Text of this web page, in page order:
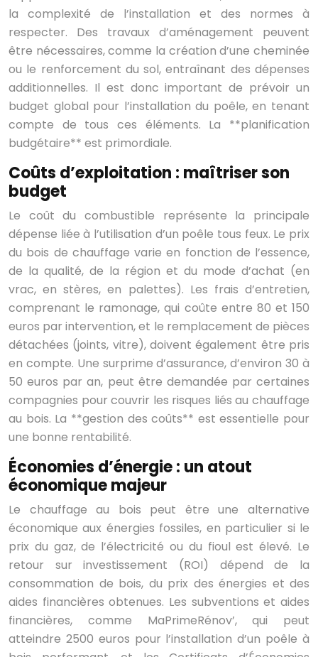
la complexité de l’installation et des normes à
respecter. Des travaux d’aménagement peuvent
être nécessaires, comme la création d’une cheminée
ou le renforcement du sol, entraînant des dépenses
additionnelles. Il est donc important de prévoir un
budget global pour l’installation du poêle, en tenant
compte de tous ces éléments. La **planification
budgétaire** est primordiale.
Coûts d’exploitation : maîtriser son
budget
Le coût du combustible représente la principale
dépense liée à l’utilisation d’un poêle tous feux. Le prix
du bois de chauffage varie en fonction de l’essence,
de la qualité, de la région et du mode d’achat (en
vrac, en stères, en palettes). Les frais d’entretien,
comprenant le ramonage, qui coûte entre 80 et 150
euros par intervention, et le remplacement de pièces
détachées (joints, vitre), doivent également être pris
en compte. Une surprime d’assurance, d’environ 30 à
50 euros par an, peut être demandée par certaines
compagnies pour couvrir les risques liés au chauffage
au bois. La **gestion des coûts** est essentielle pour
une bonne rentabilité.
Économies d’énergie : un atout
économique majeur
Le chauffage au bois peut être une alternative
économique aux énergies fossiles, en particulier si le
prix du gaz, de l’électricité ou du fioul est élevé. Le
retour sur investissement (ROI) dépend de la
consommation de bois, du prix des énergies et des
aides financières obtenues. Les subventions et aides
financières, comme MaPrimeRénov’, qui peut
atteindre 2500 euros pour l’installation d’un poêle à